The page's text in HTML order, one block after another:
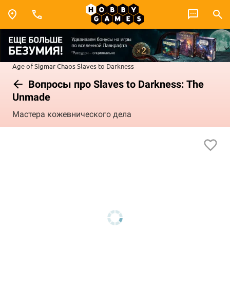
Age of SigmarChaosSlaves to Darkness
Вопросы про Slaves to Darkness: The
Unmade
Мастера кожевнического дела